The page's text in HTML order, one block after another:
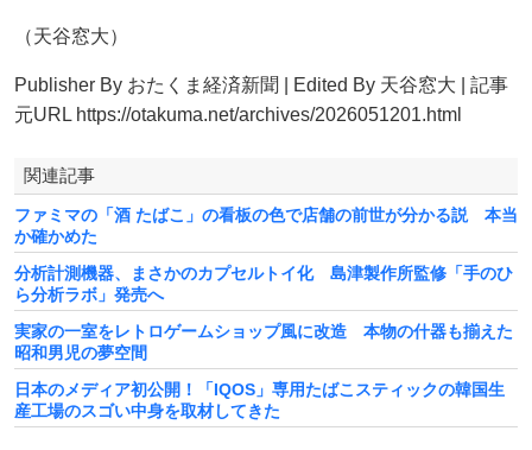
（天谷窓大）
Publisher By おたくま経済新聞 | Edited By 天谷窓大 | 記事
元URL https://otakuma.net/archives/2026051201.html
関連記事
ファミマの「酒 たばこ」の看板の色で店舗の前世が分かる説 本当
か確かめた
分析計測機器、まさかのカプセルトイ化 島津製作所監修「手のひ
ら分析ラボ」発売へ
実家の一室をレトロゲームショップ風に改造 本物の什器も揃えた
昭和男児の夢空間
日本のメディア初公開！「IQOS」専用たばこスティックの韓国生
産工場のスゴい中身を取材してきた